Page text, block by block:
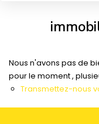
Plus de
Nous n'avons pas de
pour le moment ,
Transmettez-nous